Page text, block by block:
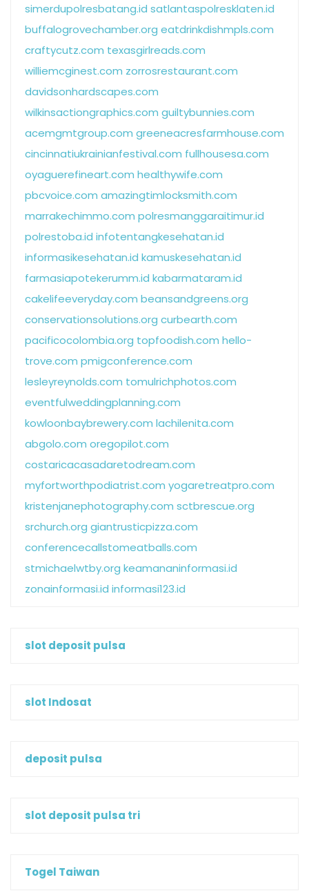
simerdupolresbatang.id satlantaspolresklaten.id
buffalogrovechamber.org eatdrinkdishmpls.com
craftycutz.com texasgirlreads.com
williemcginest.com zorrosrestaurant.com
davidsonhardscapes.com
wilkinsactiongraphics.com guiltybunnies.com
acemgmtgroup.com greeneacresfarmhouse.com
cincinnatiukrainianfestival.com fullhousesa.com
oyaguerefineart.com healthywife.com
pbcvoice.com amazingtimlocksmith.com
marrakechimmo.com polresmanggaraitimur.id
polrestoba.id infotentangkesehatan.id
informasikesehatan.id kamuskesehatan.id
farmasiapotekerumm.id kabarmataram.id
cakelifeeveryday.com beansandgreens.org
conservationsolutions.org curbearth.com
pacificocolombia.org topfoodish.com hello-
trove.com pmigconference.com
lesleyreynolds.com tomulrichphotos.com
eventfulweddingplanning.com
kowloonbaybrewery.com lachilenita.com
abgolo.com oregopilot.com
costaricacasadaretodream.com
myfortworthpodiatrist.com yogaretreatpro.com
kristenjanephotography.com sctbrescue.org
srchurch.org giantrusticpizza.com
conferencecallstomeatballs.com
stmichaelwtby.org keamananinformasi.id
zonainformasi.id informasi123.id
slot deposit pulsa
slot Indosat
deposit pulsa
slot deposit pulsa tri
Togel Taiwan